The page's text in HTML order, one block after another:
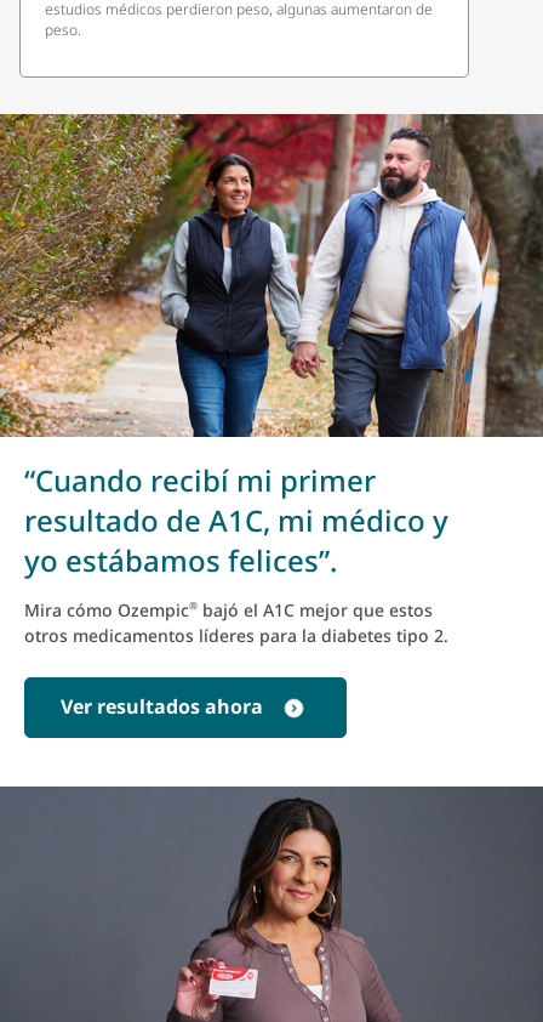
estudios médicos perdieron peso, algunas aumentaron de
peso.
“Cuando recibí mi primer
resultado de A1C, mi médico y
yo estábamos felices”.
Mira cómo Ozempic® bajó el A1C mejor que estos
otros medicamentos líderes para la diabetes tipo 2.
Ver resultados ahora